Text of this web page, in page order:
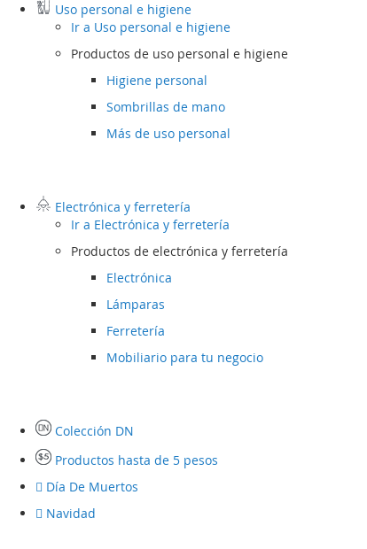
Uso personal e higiene
Ir a Uso personal e higiene
Productos de uso personal e higiene
Higiene personal
Sombrillas de mano
Más de uso personal
Electrónica y ferretería
Ir a Electrónica y ferretería
Productos de electrónica y ferretería
Electrónica
Lámparas
Ferretería
Mobiliario para tu negocio
Colección DN
Productos hasta de 5 pesos
Día De Muertos
Navidad